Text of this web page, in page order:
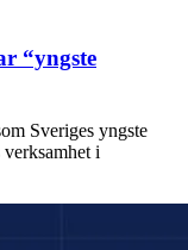
“yngste
Sveriges yngste
i